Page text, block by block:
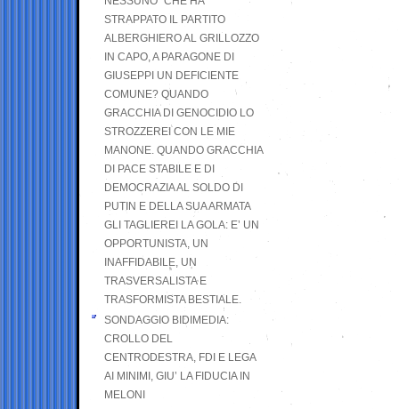
STRAPPATO IL PARTITO
ALBERGHIERO AL GRILLOZZO
IN CAPO, A PARAGONE DI
GIUSEPPI UN DEFICIENTE
COMUNE? QUANDO
GRACCHIA DI GENOCIDIO LO
STROZZEREI CON LE MIE
MANONE. QUANDO GRACCHIA
DI PACE STABILE E DI
DEMOCRAZIA AL SOLDO DI
PUTIN E DELLA SUA ARMATA
GLI TAGLIEREI LA GOLA: E’ UN
OPPORTUNISTA, UN
INAFFIDABILE, UN
TRASVERSALISTA E
TRASFORMISTA BESTIALE.
SONDAGGIO BIDIMEDIA:
CROLLO DEL
CENTRODESTRA, FDI E LEGA
AI MINIMI, GIU’ LA FIDUCIA IN
MELONI